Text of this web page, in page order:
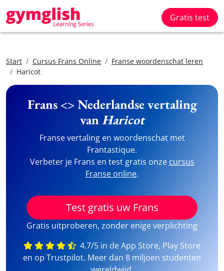
Gratis test
Start Cursus Frans Online
Franse woordenschat leren
Haricot
Frans <> Nederlandse vertaling
vanHaricot
Franse vertaling en woordenschat met
Frantastique.
Verbeter je Frans en test gratis onze cursus
Franse online.
Test gratis uw Frans
Gratis uitproberen, zonder enige verplichting
4.7/5 in de App Store, Play Store
en op Trustpilot. Meer dan 8 miljoen studenten